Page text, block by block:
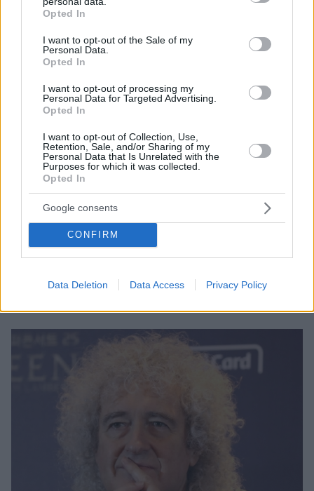
grant or deny consent to Google and its third-party tags to
use your data for below specified purposes in below Google
consent section.
Opted In
I want to opt-out of the Sale of my
Personal Data.
Opted In
I want to opt-out of processing my
Personal Data for Targeted Advertising.
Opted In
I want to opt-out of Collection, Use,
Retention, Sale, and/or Sharing of my
Personal Data that Is Unrelated with the
Purposes for which it was collected.
Opted In
Google consents
CONFIRM
Data Deletion Data Access Privacy Policy
«Ο Φρέντι Μέρκιουρι τραγουδούσε σαν μανιακή
κατσίκα» δήλωσε ο ντράμερ των Queen Ρότζερ Τέιλορ
Στη συνέχεια όμως εξελίχθηκε στη φωνή που
μπορούσε να καθηλώσει το κοινό, συμπλήρωσε
29.10.2024, 12:32 1